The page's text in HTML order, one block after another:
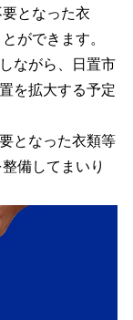
となった衣
ができます。
ながら、日置市
を拡大する予定
となった衣類等
備してまいり